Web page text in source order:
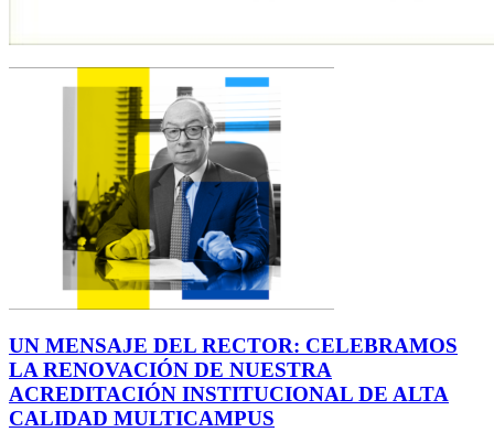
UN MENSAJE DEL RECTOR: CELEBRAMOS
LA RENOVACIÓN DE NUESTRA
ACREDITACIÓN INSTITUCIONAL DE ALTA
CALIDAD MULTICAMPUS